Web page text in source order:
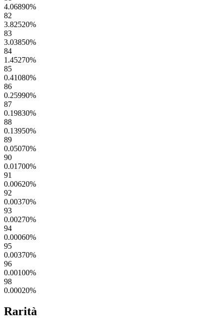
4.06890%
82
3.82520%
83
3.03850%
84
1.45270%
85
0.41080%
86
0.25990%
87
0.19830%
88
0.13950%
89
0.05070%
90
0.01700%
91
0.00620%
92
0.00370%
93
0.00270%
94
0.00060%
95
0.00370%
96
0.00100%
98
0.00020%
Rarità